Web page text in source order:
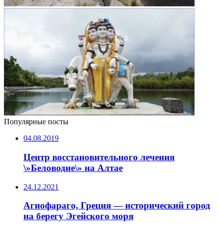
Популярные посты
04.08.2019
Центр восстановительного лечения
\»Беловодие\» на Алтае
24.12.2021
Агиофараго, Греция — исторический город
на берегу Эгейского моря